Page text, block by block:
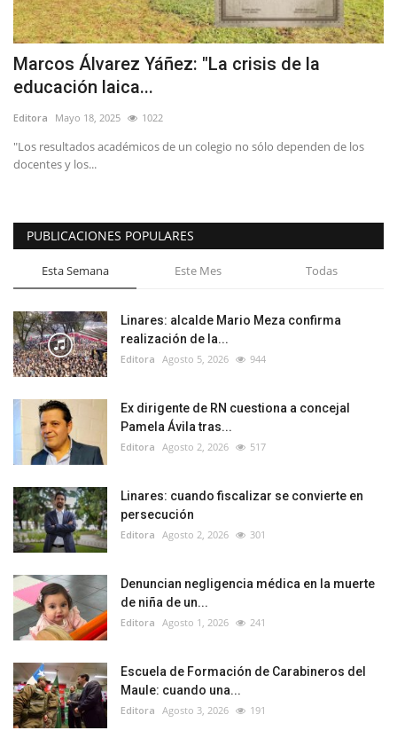
Marcos Álvarez Yáñez: "La crisis de la
educación laica...
Editora Mayo 18, 2025 1022
"Los resultados académicos de un colegio no sólo dependen de los
docentes y los...
PUBLICACIONES POPULARES
Esta Semana Este Mes Todas
Linares: alcalde Mario Meza confirma
realización de la...
Editora Agosto 5, 2026 944
Ex dirigente de RN cuestiona a concejal
Pamela Ávila tras...
Editora Agosto 2, 2026 517
Linares: cuando fiscalizar se convierte en
persecución
Editora Agosto 2, 2026 301
Denuncian negligencia médica en la muerte
de niña de un...
Editora Agosto 1, 2026 241
Escuela de Formación de Carabineros del
Maule: cuando una...
Editora Agosto 3, 2026 191